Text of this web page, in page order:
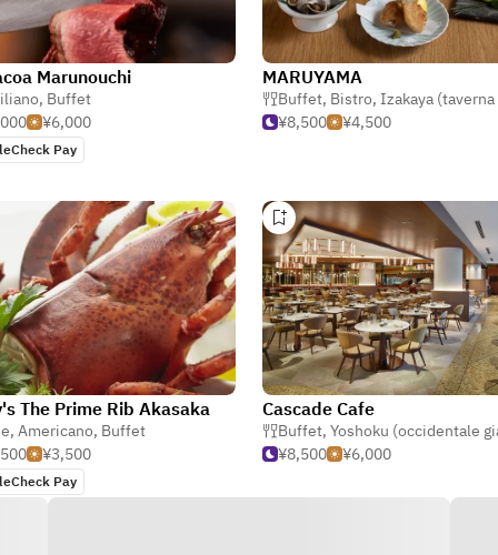
Marunouchi
, Buffet
¥6,000
Pay
MARUYAMA
Buffet, Bistro, Izakaya (taverna
¥8,500
¥4,500
The Prime Rib Akasaka
, Americano, Buffet
¥3,500
Pay
Cascade Cafe
Buffet, Yoshoku (occidentale
¥8,500
¥6,000